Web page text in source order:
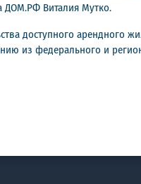
ДОМ.РФ Виталия Мутко.
доступного арендного
из федерального и